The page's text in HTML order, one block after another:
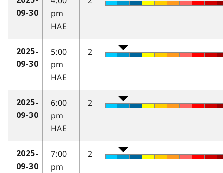
09-30
pm
HAE
2025-
09-30
5:00
pm
HAE
2
2025-
09-30
6:00
pm
HAE
2
2025-
09-30
7:00
pm
2